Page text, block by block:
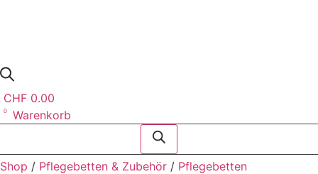
Products
search
CHF 0.00
0 Warenkorb
Shop / Pflege­betten & Zubehör / Pflegebetten